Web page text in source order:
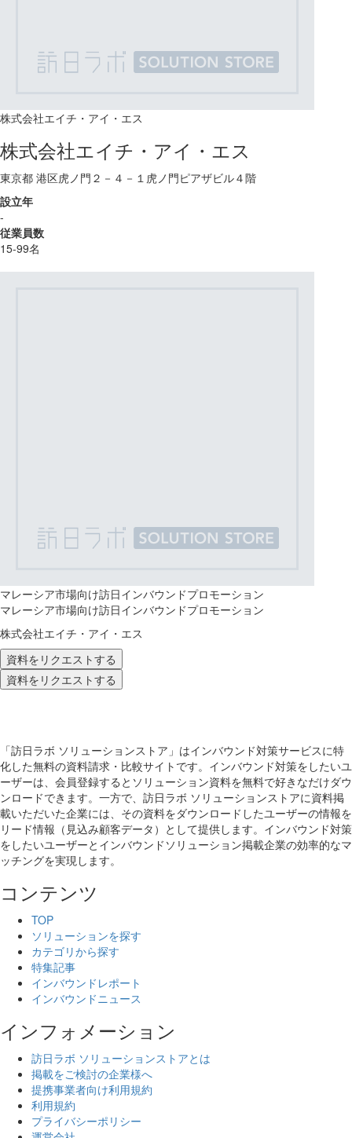
株式会社エイチ・アイ・エス
株式会社エイチ・アイ・エス
東京都 港区虎ノ門２－４－１虎ノ門ピアザビル４階
設立年
-
従業員数
15-99名
マレーシア市場向け訪日インバウンドプロモーション
マレーシア市場向け訪日インバウンドプロモーション
株式会社エイチ・アイ・エス
資料をリクエストする
資料をリクエストする
「訪日ラボ ソリューションストア」はインバウンド対策サービスに特
化した無料の資料請求・比較サイトです。インバウンド対策をしたいユ
ーザーは、会員登録するとソリューション資料を無料で好きなだけダウ
ンロードできます。一方で、訪日ラボ ソリューションストアに資料掲
載いただいた企業には、その資料をダウンロードしたユーザーの情報を
リード情報（見込み顧客データ）として提供します。インバウンド対策
をしたいユーザーとインバウンドソリューション掲載企業の効率的なマ
ッチングを実現します。
コンテンツ
TOP
ソリューションを探す
カテゴリから探す
特集記事
インバウンドレポート
インバウンドニュース
インフォメーション
訪日ラボ ソリューションストアとは
掲載をご検討の企業様へ
提携事業者向け利用規約
利用規約
プライバシーポリシー